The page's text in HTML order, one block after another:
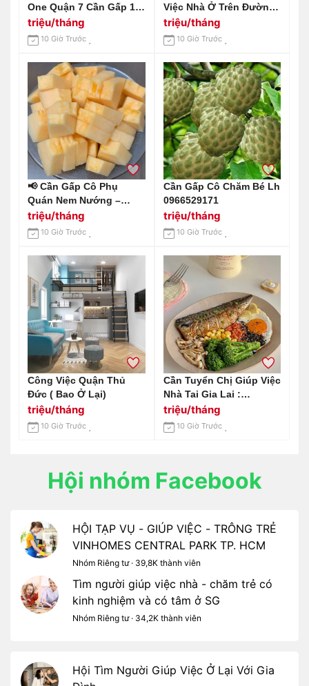
One Quận 7 Cần Gấp 1
Chị Giúp Việc Nhà
Lương Cao Bao Ăn Ở Ạ
triệu/tháng
10 Giờ Trước
Việc Nhà Ở Trên Đường
Hai Bà Trưng Quận 3
Lương Cao Ạ
triệu/tháng
10 Giờ Trước
📢 Cần Gấp Cô Phụ
Quán Nem Nướng –
Quận 3 📢 Lh
0966529171
triệu/tháng
10 Giờ Trước
Cần Gấp Cô Chăm Bé Lh
0966529171
triệu/tháng
10 Giờ Trước
Công Việc Quận Thủ
Đức ( Bao Ở Lại)
triệu/tháng
10 Giờ Trước
Cần Tuyển Chị Giúp Việc
Nhà Tai Gia Lai :
0978609760 ( Có Zalo)
triệu/tháng
10 Giờ Trước
Hội nhóm Facebook
HỘI TẠP VỤ - GIÚP VIỆC - TRÔNG TRẺ
VINHOMES CENTRAL PARK TP. HCM
Nhóm Riêng tư · 39,8K thành viên
Tìm người giúp việc nhà - chăm trẻ có
kinh nghiệm và có tâm ở SG
Nhóm Riêng tư · 34,2K thành viên
Hội Tìm Người Giúp Việc Ở Lại Với Gia